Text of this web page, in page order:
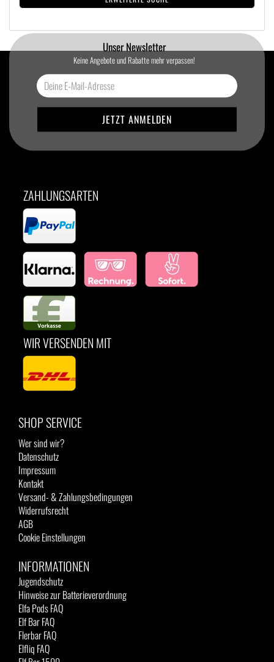
Unser Newsletter
Keine Angebote und Rabatte mehr verpassen!
ZAHLUNGSARTEN
WIR VERSENDEN MIT
SHOP SERVICE
Wer sind wir?
Datenschutz
Impressum
Kontakt
Versand- & Zahlungsbedingungen
Widerrufsrecht
AGB
Cookie Einstellungen
INFORMATIONEN
Jugendschutz
Hinweise zur Batterieverordnung
Elfa Pods FAQ
Elf Bar FAQ
Flerbar FAQ
Elfliq FAQ